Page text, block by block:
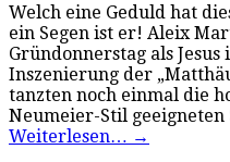
Welch eine Geduld hat
ein Segen ist er! Aleix
Gründonnerstag als
Inszenierung der
tanzten noch einmal die
Neumeier-Stil
Weiterlesen… →